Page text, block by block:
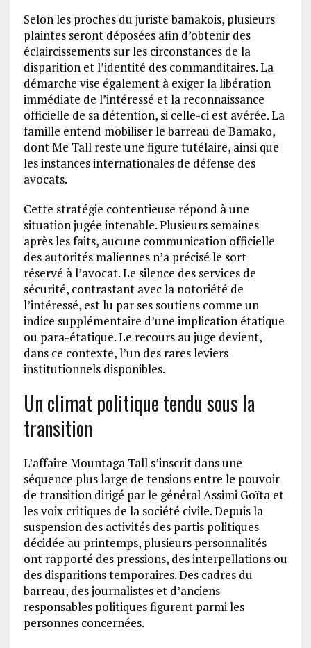
Selon les proches du juriste bamakois, plusieurs
plaintes seront déposées afin d’obtenir des
éclaircissements sur les circonstances de la
disparition et l’identité des commanditaires. La
démarche vise également à exiger la libération
immédiate de l’intéressé et la reconnaissance
officielle de sa détention, si celle-ci est avérée. La
famille entend mobiliser le barreau de Bamako,
dont Me Tall reste une figure tutélaire, ainsi que
les instances internationales de défense des
avocats.
Cette stratégie contentieuse répond à une
situation jugée intenable. Plusieurs semaines
après les faits, aucune communication officielle
des autorités maliennes n’a précisé le sort
réservé à l’avocat. Le silence des services de
sécurité, contrastant avec la notoriété de
l’intéressé, est lu par ses soutiens comme un
indice supplémentaire d’une implication étatique
ou para-étatique. Le recours au juge devient,
dans ce contexte, l’un des rares leviers
institutionnels disponibles.
Un climat politique tendu sous la
transition
L’affaire Mountaga Tall s’inscrit dans une
séquence plus large de tensions entre le pouvoir
de transition dirigé par le général Assimi Goïta et
les voix critiques de la société civile. Depuis la
suspension des activités des partis politiques
décidée au printemps, plusieurs personnalités
ont rapporté des pressions, des interpellations ou
des disparitions temporaires. Des cadres du
barreau, des journalistes et d’anciens
responsables politiques figurent parmi les
personnes concernées.